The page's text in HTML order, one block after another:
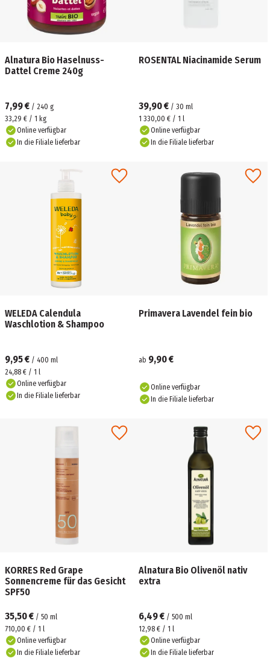
Alnatura Bio Haselnuss-
Dattel Creme 240g
7,99 € / 240 g
33,29 € / 1 kg
Online verfügbar
In die Filiale lieferbar
ROSENTAL Niacinamide Serum
39,90 € / 30 ml
1 330,00 € / 1 l
Online verfügbar
In die Filiale lieferbar
WELEDA Calendula
Waschlotion & Shampoo
9,95 € / 400 ml
24,88 € / 1 l
Online verfügbar
In die Filiale lieferbar
Primavera Lavendel fein bio
ab 9,90 €
Online verfügbar
In die Filiale lieferbar
KORRES Red Grape
Sonnencreme für das Gesicht
SPF50
35,50 € / 50 ml
710,00 € / 1 l
Online verfügbar
In die Filiale lieferbar
Alnatura Bio Olivenöl nativ
extra
6,49 € / 500 ml
12,98 € / 1 l
Online verfügbar
In die Filiale lieferbar